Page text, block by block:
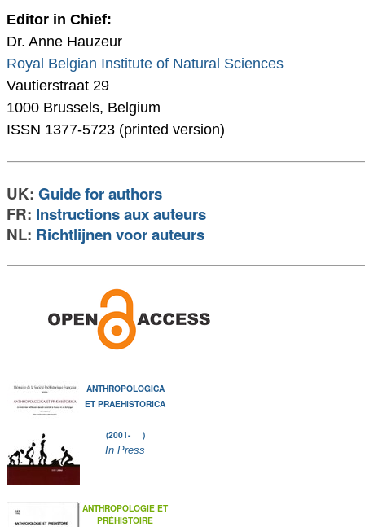
Editor in Chief:
Dr. Anne Hauzeur
Royal Belgian Institute of Natural Sciences
Vautierstraat 29
1000 Brussels, Belgium
ISSN 1377-5723 (printed version)
UK: Guide for authors
FR: Instructions aux auteurs
NL: Richtlijnen voor auteurs
ANTHROPOLOGICA
ET PRAEHISTORICA
(2001- )
In Press
ANTHROPOLOGIE ET
PRÉHISTOIRE